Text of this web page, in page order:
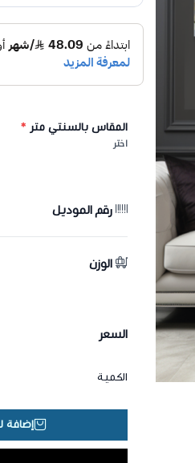
المقاس بالسنتي متر *
اختر
رقم الموديل
الوزن
السعر
الكمية
إضافة